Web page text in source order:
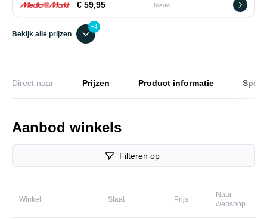
€ 59,95 Nieuw
Bekijk alle prijzen
+4
Direct naar Prijzen Product informatie
Aanbod winkels
Filteren op
Winkel Staat Prijs
Naar
webshop